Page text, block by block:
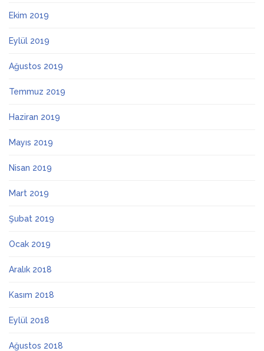
Ekim 2019
Eylül 2019
Ağustos 2019
Temmuz 2019
Haziran 2019
Mayıs 2019
Nisan 2019
Mart 2019
Şubat 2019
Ocak 2019
Aralık 2018
Kasım 2018
Eylül 2018
Ağustos 2018